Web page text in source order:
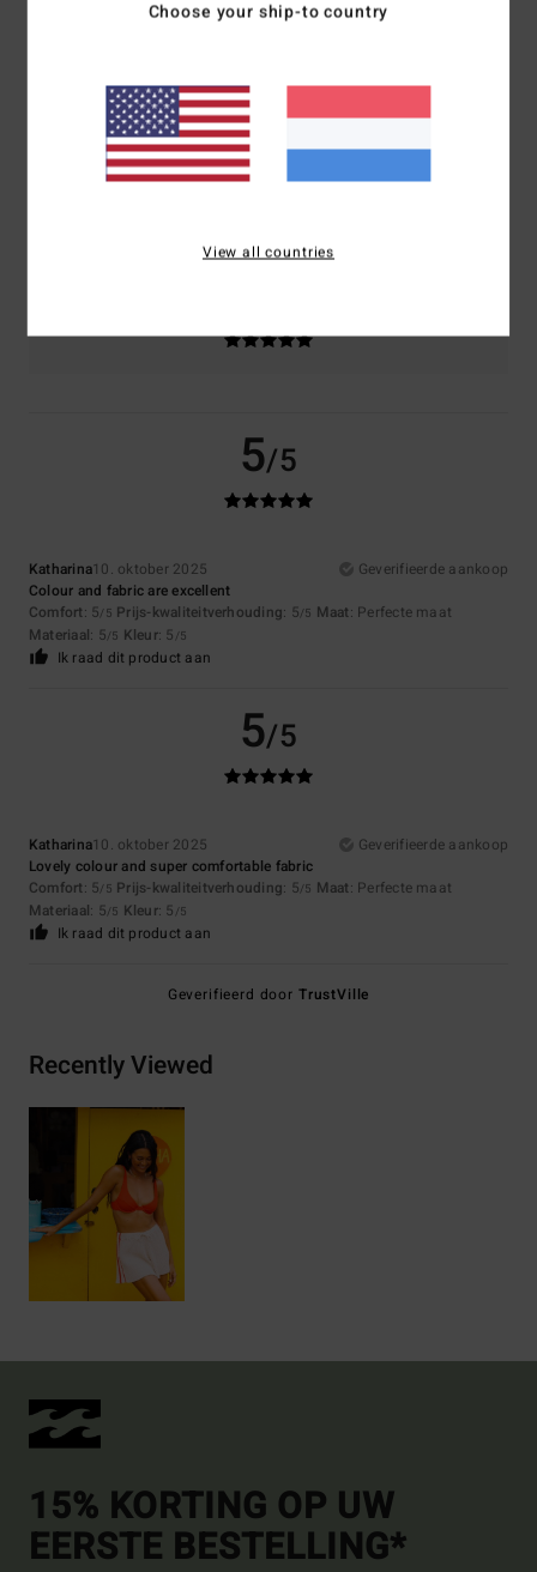
2025
Comfort
5.0
Prijs-kwaliteitverhouding
5.0
5/5
Katharina10. oktober 2025
Geverifieerde aankoop
Colour and fabric are excellent
Comfort: 5/5 Prijs-kwaliteitverhouding: 5/5 Maat: Perfecte maat
Materiaal: 5/5 Kleur: 5 /5
Ik raad dit product aan
5/5
Katharina10. oktober 2025
Geverifieerde aankoop
Lovely colour and super comfortable fabric
Comfort: 5/5 Prijs-kwaliteitverhouding: 5/5 Maat: Perfecte maat
Materiaal: 5/5 Kleur: 5 /5
Ik raad dit product aan
Geverifieerd door TrustVille
Recently Viewed
15% KORTING OP UW
EERSTE BESTELLING*
Choose your ship-to country
View all countries